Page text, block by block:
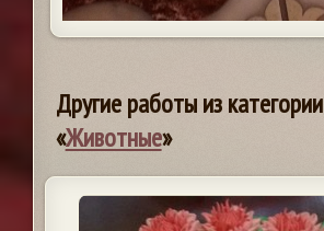
Другие работы из категории
«Животные»